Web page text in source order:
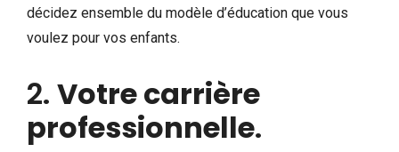
décidez ensemble du modèle d’éducation que vous
voulez pour vos enfants.
2. Votre carrière
professionnelle.